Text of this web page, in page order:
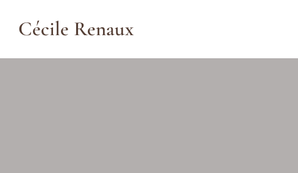
contenuCécile Renaux